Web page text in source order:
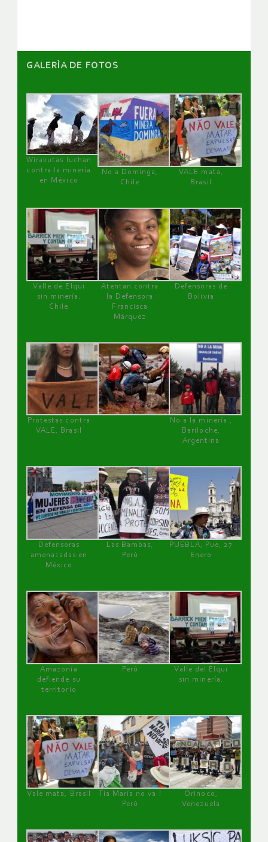
GALERÌA DE FOTOS
Wirakutas luchan
contra la minería
en México
No a Dominga,
Chile
VALE mata,
Brasil
Valle de Elqui
sin minería.
Chile
Atentan contra
la Defensora
Francisca
Márquez
Defensoras de
Bolivia
Protestas contra
VALE, Brasil
No a la minería ,
Bariloche,
Argentina
Defensoras
amenazadas en
México
Las Bambas,
Perú
PUEBLA, Pue, 27
Enero
Amazonía
defiende su
territorio
Perú
Valle del Elqui
sin minería.
Vale mata, Brasil
Tía María no va !
Perú
Orinoco,
Venezuela